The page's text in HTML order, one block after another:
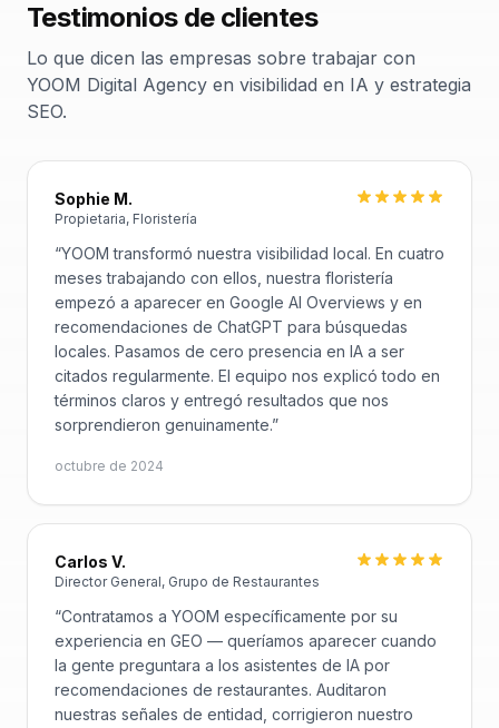
Testimonios de clientes
Lo que dicen las empresas sobre trabajar con
YOOM Digital Agency en visibilidad en IA y estrategia
SEO.
Sophie M.
Propietaria, Floristería
“YOOM transformó nuestra visibilidad local. En cuatro
meses trabajando con ellos, nuestra floristería
empezó a aparecer en Google AI Overviews y en
recomendaciones de ChatGPT para búsquedas
locales. Pasamos de cero presencia en IA a ser
citados regularmente. El equipo nos explicó todo en
términos claros y entregó resultados que nos
sorprendieron genuinamente.”
octubre de 2024
Carlos V.
Director General, Grupo de Restaurantes
“Contratamos a YOOM específicamente por su
experiencia en GEO — queríamos aparecer cuando
la gente preguntara a los asistentes de IA por
recomendaciones de restaurantes. Auditaron
nuestras señales de entidad, corrigieron nuestro